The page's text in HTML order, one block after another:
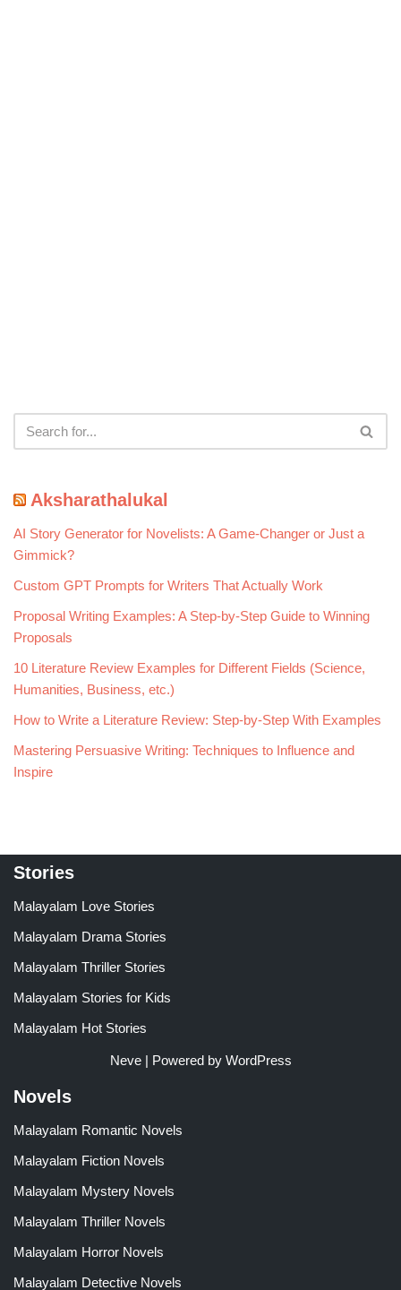
Aksharathalukal
AI Story Generator for Novelists: A Game-Changer or Just a
Gimmick?
Custom GPT Prompts for Writers That Actually Work
Proposal Writing Examples: A Step-by-Step Guide to Winning
Proposals
10 Literature Review Examples for Different Fields (Science,
Humanities, Business, etc.)
How to Write a Literature Review: Step-by-Step With Examples
Mastering Persuasive Writing: Techniques to Influence and
Inspire
Stories
Malayalam Love Stories
Malayalam Drama Stories
Malayalam Thriller Stories
Malayalam Stories for Kids
Malayalam Hot Stories
Neve| Powered by WordPress
Novels
Malayalam Romantic Novels
Malayalam Fiction Novels
Malayalam Mystery Novels
Malayalam Thriller Novels
Malayalam Horror Novels
Malayalam Detective Novels